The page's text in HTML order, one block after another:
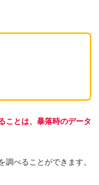
ことは、暴落時のデータ
調べることができます。